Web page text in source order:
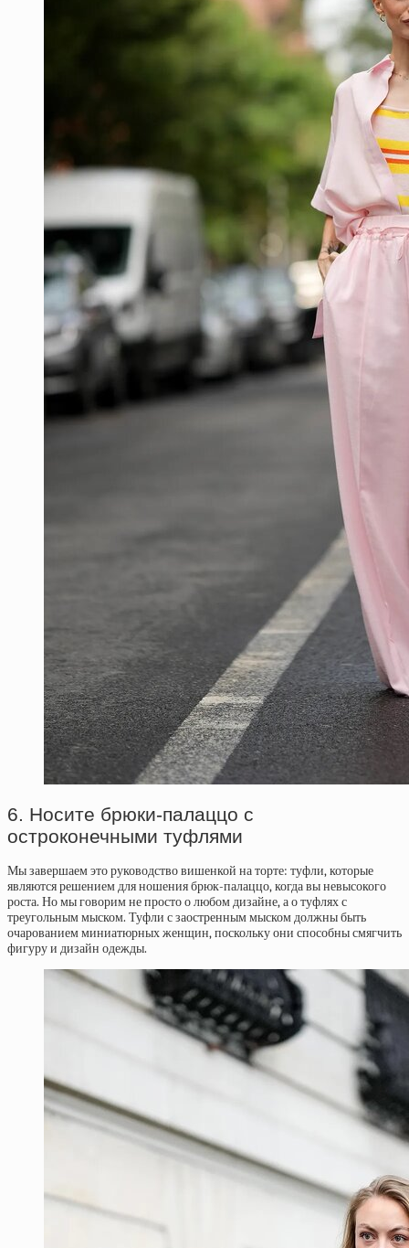
6. Носите брюки-палаццо с
остроконечными туфлями
Мы завершаем это руководство вишенкой на торте: туфли, которые
являются решением для ношения брюк-палаццо, когда вы невысокого
роста. Но мы говорим не просто о любом дизайне, а о туфлях с
треугольным мыском. Туфли с заостренным мыском должны быть
очарованием миниатюрных женщин, поскольку они способны смягчить
фигуру и дизайн одежды.